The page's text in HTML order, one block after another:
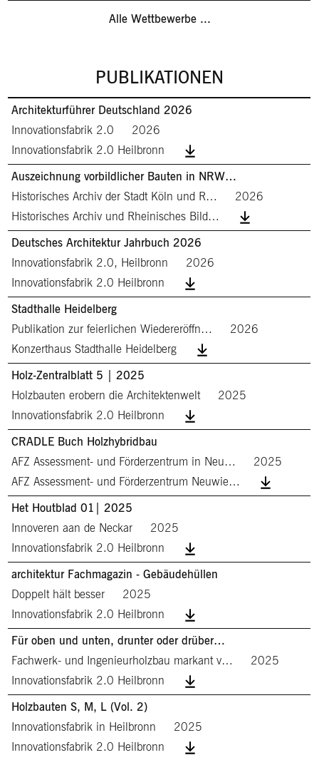
Alle Wettbewerbe ...
PUBLIKATIONEN
Architekturführer Deutschland 2026
Innovationsfabrik 2.0
2026
Innovationsfabrik 2.0 Heilbronn
Auszeichnung vorbildlicher Bauten in NRW…
Historisches Archiv der Stadt Köln und R…
2026
Historisches Archiv und Rheinisches Bild…
Deutsches Architektur Jahrbuch 2026
Innovationsfabrik 2.0, Heilbronn
2026
Innovationsfabrik 2.0 Heilbronn
Stadthalle Heidelberg
Publikation zur feierlichen Wiedereröffn…
2026
Konzerthaus Stadthalle Heidelberg
Holz-Zentralblatt 5 | 2025
Holzbauten erobern die Architektenwelt
2025
Innovationsfabrik 2.0 Heilbronn
CRADLE Buch Holzhybridbau
AFZ Assessment- und Förderzentrum in Neu…
2025
AFZ Assessment- und Förderzentrum Neuwie…
Het Houtblad 01| 2025
Innoveren aan de Neckar
2025
Innovationsfabrik 2.0 Heilbronn
architektur Fachmagazin - Gebäudehüllen
Doppelt hält besser
2025
Innovationsfabrik 2.0 Heilbronn
Für oben und unten, drunter oder drüber…
Fachwerk- und Ingenieurholzbau markant v…
2025
Innovationsfabrik 2.0 Heilbronn
Holzbauten S, M, L (Vol. 2)
Innovationsfabrik in Heilbronn
2025
Innovationsfabrik 2.0 Heilbronn